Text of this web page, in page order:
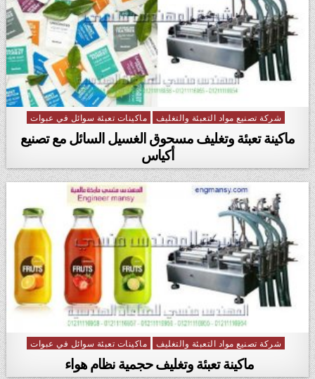
Posted in
شركة تصنيع مواد التعبئة والتغليف ماكينات تعبئة سوائل في عبوات
ماكينة تعبئة وتغليف مسحوق الغسيل السائل مع تصنيع
أكياس
Posted in
شركة تصنيع مواد التعبئة والتغليف ماكينات تعبئة سوائل في عبوات
ماكينة تعبئة وتغليف حجمية نظام هواء